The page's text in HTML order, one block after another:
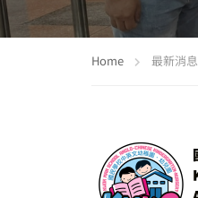
Home 最新消息